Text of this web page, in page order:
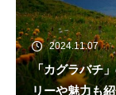
2024.11.07
「カグラバチ
リーや魅力も